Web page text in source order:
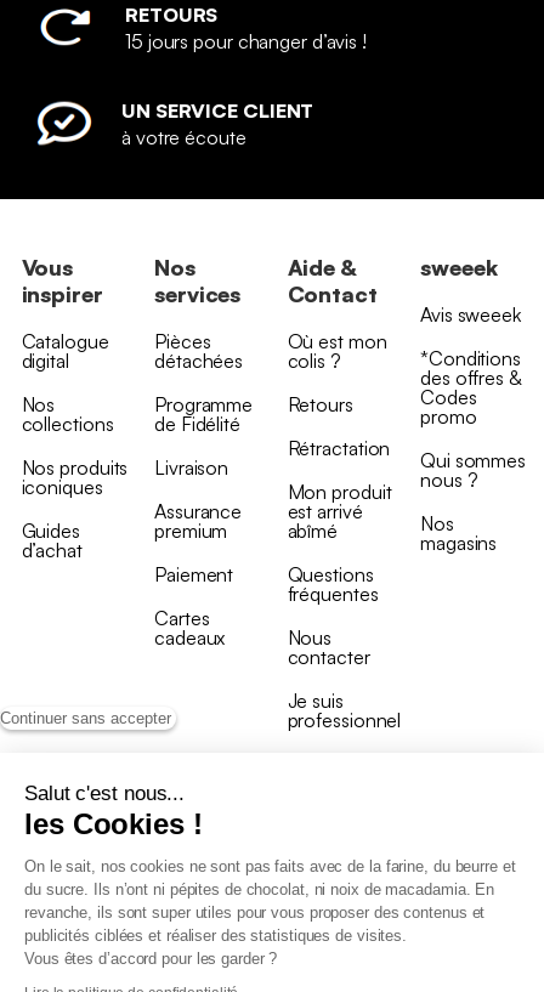
Continuer sans accepter
Salut c'est nous...
les Cookies !
On le sait, nos cookies ne sont pas faits avec de la farine, du beurre et
du sucre. Ils n’ont ni pépites de chocolat, ni noix de macadamia. En
revanche, ils sont super utiles pour vous proposer des contenus et
publicités ciblées et réaliser des statistiques de visites.
Vous êtes d’accord pour les garder ?
RETOURS
15 jours pour changer d’avis !
UN SERVICE CLIENT
à votre écoute
Vous
inspirer
Catalogue
digital
Nos
collections
Nos produits
iconiques
Guides
d’achat
Nos
services
Pièces
détachées
Programme
de Fidélité
Livraison
Assurance
premium
Paiement
Cartes
cadeaux
Aide &
Contact
Où est mon
colis ?
Retours
Rétractation
Mon produit
est arrivé
abîmé
Questions
fréquentes
Nous
contacter
Je suis
professionnel
sweeek
Avis sweeek
*Conditions
des offres &
Codes
promo
Qui sommes
nous ?
Nos
magasins
Conditions générales de vente
Conditions générales du programme de fidélité
Charte de données personnelles
Conditions générales de vente Pro
Déclaration d’accessibilité